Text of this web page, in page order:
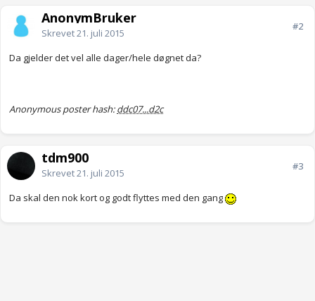
AnonymBruker
Skrevet21. juli 2015
#2
Da gjelder det vel alle dager/hele døgnet da?
Anonymous poster hash:ddc07...d2c
tdm900
Skrevet21. juli 2015
#3
Da skal den nok kort og godt flyttes med den gang